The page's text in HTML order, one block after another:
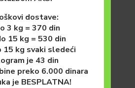
dostave:
3 kg = 370 din
15 kg = 530 din
15 kg svaki sledeći
je 43 din
preko 6.000 dinara
je BESPLATNA!